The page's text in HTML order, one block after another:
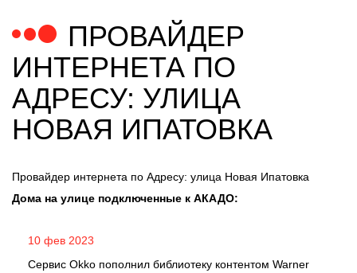
ПРОВАЙДЕР
ИНТЕРНЕТА ПО
АДРЕСУ: УЛИЦА
НОВАЯ ИПАТОВКА
Провайдер интернета по Адресу: улица Новая Ипатовка
Дома на улице подключенные к АКАДО:
10 фев 2023
Сервис Okko пополнил библиотеку контентом Warner